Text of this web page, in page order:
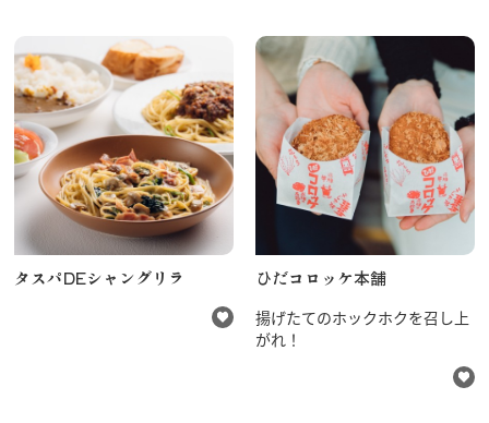
タスパDEシャングリラ ひだコロッケ本舗
揚げたてのホックホクを召し上
がれ！